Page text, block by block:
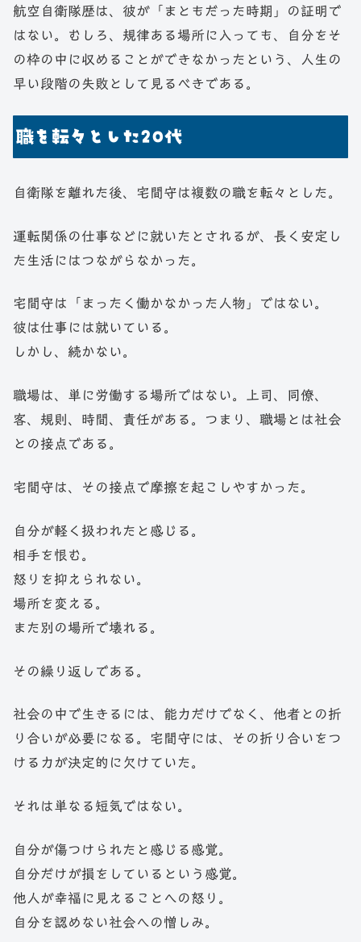
航空自衛隊歴は、彼が「まともだった時期」の証明で
はない。むしろ、規律ある場所に入っても、自分をそ
の枠の中に収めることができなかったという、人生の
早い段階の失敗として見るべきである。
職を転々とした20代
自衛隊を離れた後、宅間守は複数の職を転々とした。
運転関係の仕事などに就いたとされるが、長く安定し
た生活にはつながらなかった。
宅間守は「まったく働かなかった人物」ではない。
彼は仕事には就いている。
しかし、続かない。
職場は、単に労働する場所ではない。上司、同僚、
客、規則、時間、責任がある。つまり、職場とは社会
との接点である。
宅間守は、その接点で摩擦を起こしやすかった。
自分が軽く扱われたと感じる。
相手を恨む。
怒りを抑えられない。
場所を変える。
また別の場所で壊れる。
その繰り返しである。
社会の中で生きるには、能力だけでなく、他者との折
り合いが必要になる。宅間守には、その折り合いをつ
ける力が決定的に欠けていた。
それは単なる短気ではない。
自分が傷つけられたと感じる感覚。
自分だけが損をしているという感覚。
他人が幸福に見えることへの怒り。
自分を認めない社会への憎しみ。